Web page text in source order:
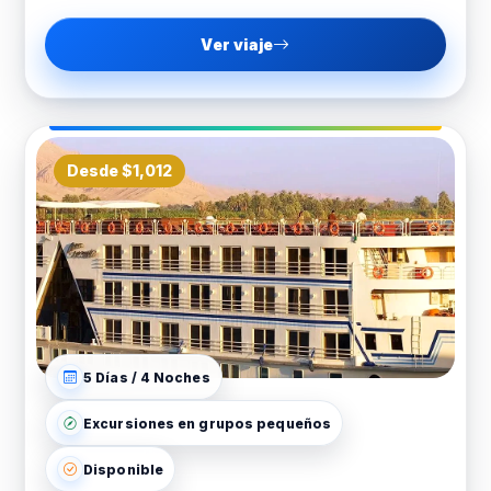
sobre el Templo de Horus en Edfu, caminará entre
las arenas de Kom Ombo bajo la luna y se dejará
hechizar por la isla de Philae, dedicada a la diosa
La verdadera magia del itinerario en el
Crucero Niloreside en los momentos
improvisados: navegar pausadamente a través de
las esclusas de Esna mientras observa la vida local
en las orillas, o detenerse en una isla desierta para
disfrutar de una cena a la luz de las velas bajo un
manto de estrellas. Este viaje no tiene prisa; cada
templo, cada pueblo y cada recodo del río se
saborean con la calma que solo un crucero de lujo
puede ofrecer.
¿Por Qué Elegir Concerto
Ver viaje
Desde $1,012
5 Días / 4 Noches
Excursiones en grupos pequeños
Disponible